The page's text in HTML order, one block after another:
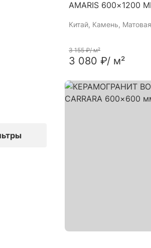
AMARIS 600×1200
Китай, Камень,
3 155 ₽/ м²
3 080 ₽/ м²